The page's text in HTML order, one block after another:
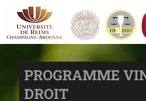
PROGRAMME
DROIT